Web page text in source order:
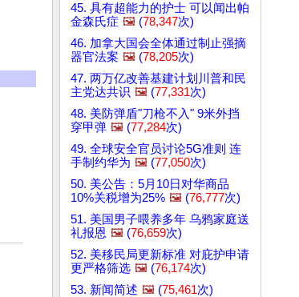
45. 具有超能力的护士 可以闻出帕
金森氏症 🖼️ (78,347次)
46. 加拿大国会全体通过制止强摘
器官法案 🖼️ (78,205次)
47. 两万亿改善基建计划川普和民
主党达共识 🖼️ (77,331次)
48. 美防弹盾"刀枪不入" 9米外挡
穿甲弹 🖼️ (77,284次)
49. 全球安全官员讨论5G准则 连
手制约华为 🖼️ (77,050次)
50. 美公告：5月10日对华商品
10%关税增为25% 🖼️ (76,777次)
51. 美国男子喂养多年 乌鸦家庭送
礼报恩 🖼️ (76,659次)
52. 美移民局更新标准 对庇护申请
更严格筛选 🖼️ (76,174次)
53. 新闻简述 🖼️ (75,461次)